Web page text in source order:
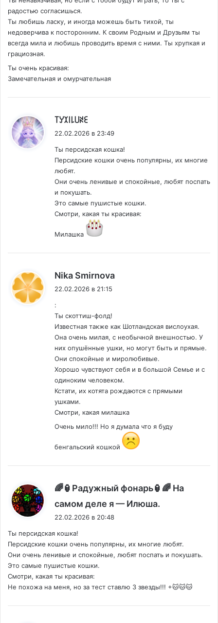
радостью согласишься.
Ты любишь ласку, и иногда можешь быть тихой, ты
недоверчива к посторонним. К своим Родным и Друзьям ты
всегда мила и любишь проводить время с ними. Ты хрупкая и
грациозная.
Ты очень красивая:
Замечательная и омурчательная
꓄ꌦꉧ꒐꒒꒤ꋊꏂ
22.02.2026 в 23:49
Ты персидская кошка!
Персидские кошки очень популярны, их многие
любят.
Они очень ленивые и спокойные, любят поспать
и покушать.
Это самые пушистые кошки.
Смотри, какая ты красивая:
Милашка
Nika Smirnova
22.02.2026 в 21:15
:
Ты скоттиш-фолд!
Известная также как Шотландская вислоухая.
Она очень милая, с необычной внешностью. У
них опушённые ушки, но могут быть и прямые.
Они спокойные и миролюбивые.
Хорошо чувствуют себя и в большой Семье и с
одиноким человеком.
Кстати, их котята рождаются с прямыми
ушками.
Смотри, какая милашка
Очень мило!!! Но я думала что я буду
бенгальский кошкой
🌈🏮Радужный фонарь🏮🌈 На
самом деле я — Илюша.
22.02.2026 в 20:48
Ты персидская кошка!
Персидские кошки очень популярны, их многие любят.
Они очень ленивые и спокойные, любят поспать и покушать.
Это самые пушистые кошки.
Смотри, какая ты красивая:
Не похожа на меня, но за тест ставлю 3 звезды!!! +🐱🐱🐱